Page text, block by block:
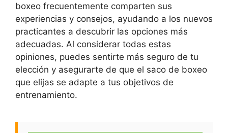
boxeo frecuentemente comparten sus
experiencias y consejos, ayudando a los nuevos
practicantes a descubrir las opciones más
adecuadas. Al considerar todas estas
opiniones, puedes sentirte más seguro de tu
elección y asegurarte de que el saco de boxeo
que elijas se adapte a tus objetivos de
entrenamiento.